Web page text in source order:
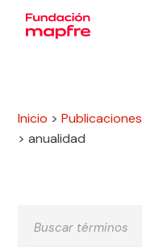
Inicio >Publicaciones
>anualidad